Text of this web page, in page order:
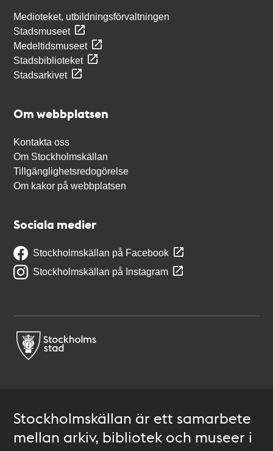
Medioteket, utbildningsförvaltningen
Stadsmuseet
Medeltidsmuseet
Stadsbiblioteket
Stadsarkivet
Om webbplatsen
Kontakta oss
Om Stockholmskällan
Tillgänglighetsredogörelse
Om kakor på webbplatsen
Sociala medier
Stockholmskällan på Facebook
Stockholmskällan på Instagram
Stockholmskällan är ett samarbete
mellan arkiv, bibliotek och museer i